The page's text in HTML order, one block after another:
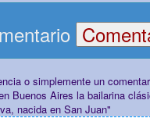
o simplemente un
Buenos Aires la bailarina
nacida en San Juan"